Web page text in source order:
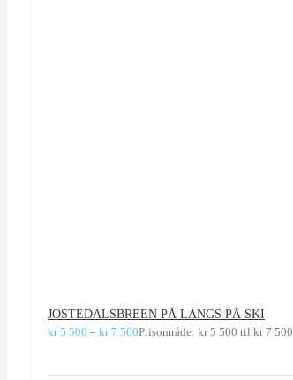
JOSTEDALSBREEN PÅ LANGS PÅ SKI
kr5 500 – kr7 500Prisområde: kr 5 500 til kr 7 500